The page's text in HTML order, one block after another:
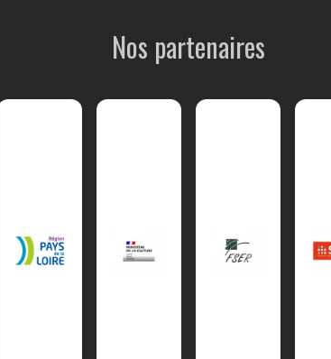
Nos partenaires